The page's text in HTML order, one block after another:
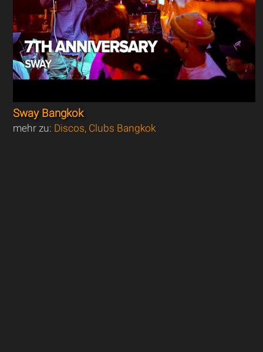
Sway Bangkok
mehr zu: Discos, Clubs Bangkok